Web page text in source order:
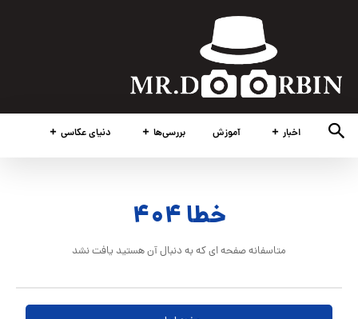
دنیای عکاسی بررسی‌ها آموزش اخبار
خطا ۴۰۴
متاسفانه صفحه ای که به دنبال آن هستید یافت نشد